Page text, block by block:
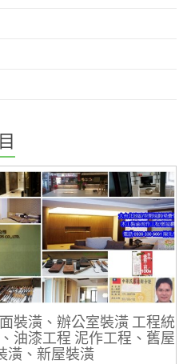
裝潢、辦公室裝潢 工程統
油漆工程 泥作工程、舊屋
潢、新屋裝潢